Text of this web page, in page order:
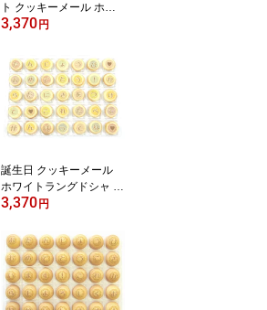
ト クッキーメール ホワ
イトラングドシャ 01-CM
ージ クッキー お菓子 お
祝い お誕生日 洋菓子 か
わいい 女の子 男の子 詰
め合わせ スイーツ 子ど
も 子供 大人 友だち バー
スデーギフト バースデー
3,370 円
誕生日 クッキーメール
ホワイトラングドシャ 0
2-CS-WG 35粒 お祝い メ
子 ギフト 焼き菓子 送料
無料
3,370 円